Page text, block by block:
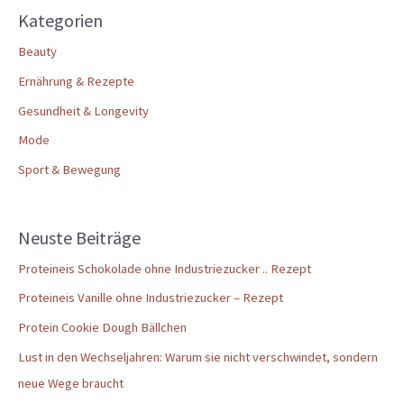
Kategorien
Beauty
Ernährung & Rezepte
Gesundheit & Longevity
Mode
Sport & Bewegung
Neuste Beiträge
Proteineis Schokolade ohne Industriezucker .. Rezept
Proteineis Vanille ohne Industriezucker – Rezept
Protein Cookie Dough Bällchen
Lust in den Wechseljahren: Warum sie nicht verschwindet, sondern
neue Wege braucht